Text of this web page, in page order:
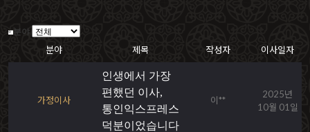
분야
분야 제목 작성자 이사일자
가정이사
인생에서 가장
편했던 이사,
통인익스프레스
덕분이었습니다
이**
2025년
10월 01일